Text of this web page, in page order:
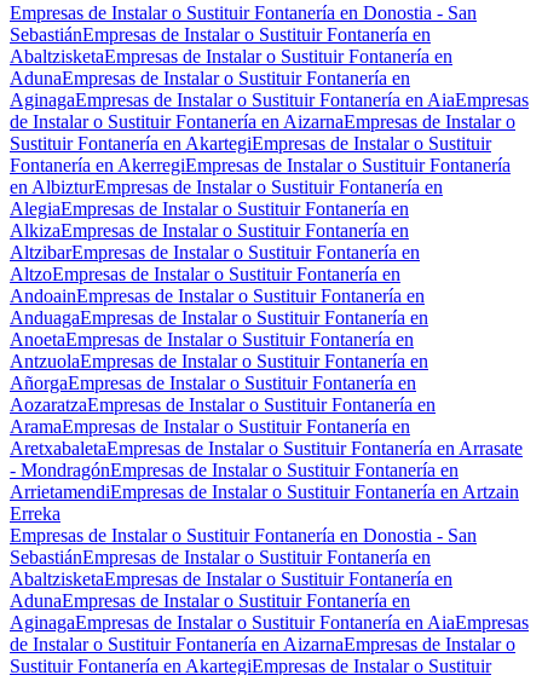
Empresas de Instalar o Sustituir Fontanería en Donostia - San
SebastiánEmpresas de Instalar o Sustituir Fontanería en
AbaltzisketaEmpresas de Instalar o Sustituir Fontanería en
AdunaEmpresas de Instalar o Sustituir Fontanería en
AginagaEmpresas de Instalar o Sustituir Fontanería en AiaEmpresas
de Instalar o Sustituir Fontanería en AizarnaEmpresas de Instalar o
Sustituir Fontanería en AkartegiEmpresas de Instalar o Sustituir
Fontanería en AkerregiEmpresas de Instalar o Sustituir Fontanería
en AlbizturEmpresas de Instalar o Sustituir Fontanería en
AlegiaEmpresas de Instalar o Sustituir Fontanería en
AlkizaEmpresas de Instalar o Sustituir Fontanería en
AltzibarEmpresas de Instalar o Sustituir Fontanería en
AltzoEmpresas de Instalar o Sustituir Fontanería en
AndoainEmpresas de Instalar o Sustituir Fontanería en
AnduagaEmpresas de Instalar o Sustituir Fontanería en
AnoetaEmpresas de Instalar o Sustituir Fontanería en
AntzuolaEmpresas de Instalar o Sustituir Fontanería en
AñorgaEmpresas de Instalar o Sustituir Fontanería en
AozaratzaEmpresas de Instalar o Sustituir Fontanería en
AramaEmpresas de Instalar o Sustituir Fontanería en
AretxabaletaEmpresas de Instalar o Sustituir Fontanería en Arrasate
- MondragónEmpresas de Instalar o Sustituir Fontanería en
ArrietamendiEmpresas de Instalar o Sustituir Fontanería en Artzain
Erreka
Empresas de Instalar o Sustituir Fontanería en Donostia - San
SebastiánEmpresas de Instalar o Sustituir Fontanería en
AbaltzisketaEmpresas de Instalar o Sustituir Fontanería en
AdunaEmpresas de Instalar o Sustituir Fontanería en
AginagaEmpresas de Instalar o Sustituir Fontanería en AiaEmpresas
de Instalar o Sustituir Fontanería en AizarnaEmpresas de Instalar o
Sustituir Fontanería en AkartegiEmpresas de Instalar o Sustituir